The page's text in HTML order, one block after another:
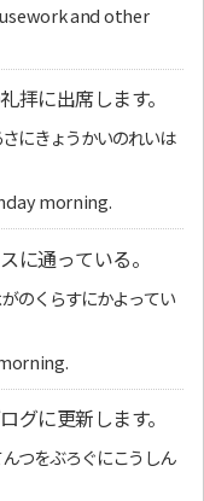
and other
拝に出席します。
にきょうかいのれいは
morning.
に通っている。
のくらすにかよってい
グに更新します。
つをぶろぐにこうしん